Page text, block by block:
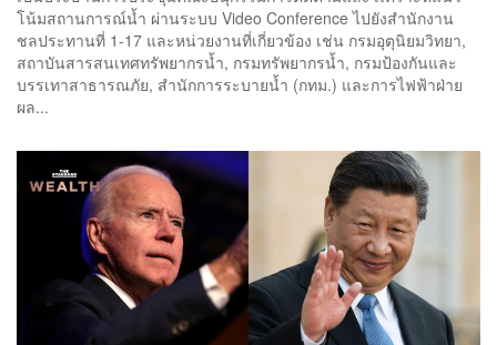
โน้มสถานการณ์น้ำ ผ่านระบบ Video Conference ไปยังสำนักงาน
ชลประทานที่ 1-17 และหน่วยงานที่เกี่ยวข้อง เช่น กรมอุตุนิยมวิทยา,
สถาบันสารสนเทศทรัพยากรน้ำ, กรมทรัพยากรน้ำ, กรมป้องกันและ
บรรเทาสาธารณภัย, สำนักการระบายน้ำ (กทม.) และการไฟฟ้าฝ่าย
ผล...